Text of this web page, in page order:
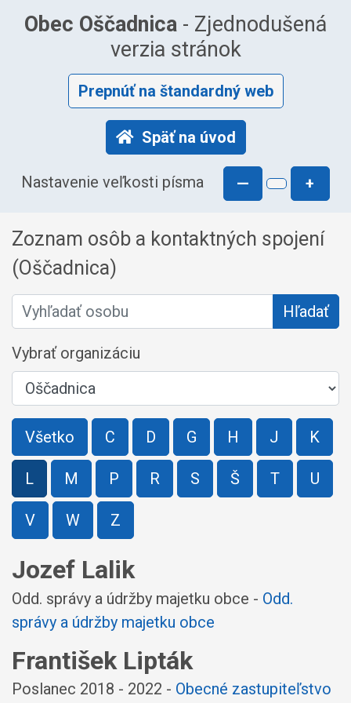
Obec Oščadnica - Zjednodušená
verzia stránok
Prepnúť na štandardný web
Späť na úvod
Nastavenie veľkosti písma — +
Zoznam osôb a kontaktných spojení
(Oščadnica)
Vyhľadať osobu Hľadať
Vybrať organizáciu
Všetko C D G H J K
L M P R S Š T U
V W Z
Jozef Lalik
Odd. správy a údržby majetku obce - Odd.
správy a údržby majetku obce
František Lipták
Poslanec 2018 - 2022 - Obecné zastupiteľstvo